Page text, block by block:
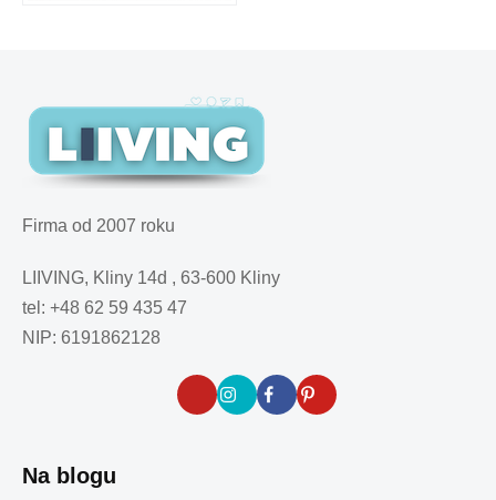
Firma od 2007 roku
LIIVING, Kliny 14d , 63-600 Kliny
tel: +48 62 59 435 47
NIP: 6191862128
Na blogu